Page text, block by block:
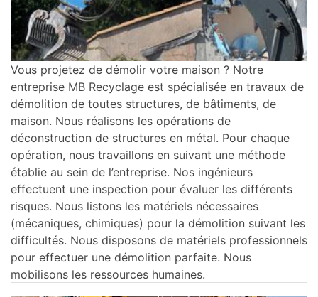
Vous projetez de démolir votre maison ? Notre
entreprise MB Recyclage est spécialisée en travaux de
démolition de toutes structures, de bâtiments, de
maison. Nous réalisons les opérations de
déconstruction de structures en métal. Pour chaque
opération, nous travaillons en suivant une méthode
établie au sein de l’entreprise. Nos ingénieurs
effectuent une inspection pour évaluer les différents
risques. Nous listons les matériels nécessaires
(mécaniques, chimiques) pour la démolition suivant les
difficultés. Nous disposons de matériels professionnels
pour effectuer une démolition parfaite. Nous
mobilisons les ressources humaines.